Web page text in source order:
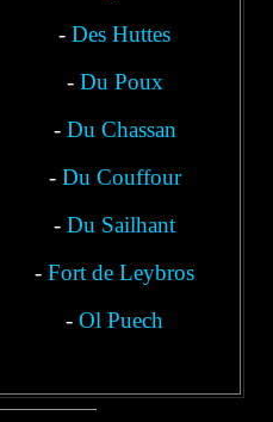
-Des Huttes
- Du Poux
- Du Chassan
- Du Couffour
-Du Sailhant
-Fort de Leybros
-Ol Puech